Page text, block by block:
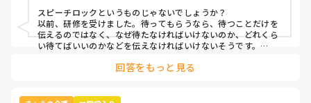
苦手って認めてるわいって思いましたね、
わかってると思うけど、場数踏むしかないからと言われて、
そうですよねとしか答えられませんでした。
以前の老健でも、トランス、パッド交換は、下手くそと言わ
スピーチロックというものじゃないでしょうか？
以前、研修を受けました。待ってもらうなら、待つことだけを
伝えるのではなく、なぜ待たなければいけないのか、どれくら
い待てばいいのかなどを伝えなければいけないそうです。
回答をもっと見る